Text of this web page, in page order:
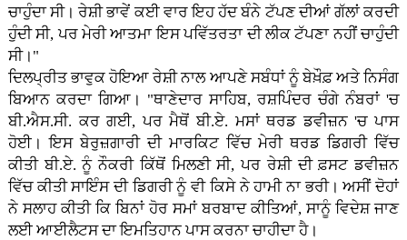
ਚਾਹੁੰਦਾ ਸੀ। ਰੇਸ਼ੀ ਭਾਵੇਂ ਕਈ ਵਾਰ ਇਹ ਹੱਦ ਬੰਨੇ ਟੱਪਣ ਦੀਆਂ ਗੱਲਾਂ ਕਰਦੀ
ਹੁੰਦੀ ਸੀ, ਪਰ ਮੇਰੀ ਆਤਮਾ ਇਸ ਪਵਿੱਤਰਤਾ ਦੀ ਲੀਕ ਟੱਪਣਾ ਨਹੀਂ ਚਾਹੁੰਦੀ
ਸੀ।"
ਦਿਲਪ੍ਰੀਤ ਭਾਵੁਕ ਹੋਇਆ ਰੇਸ਼ੀ ਨਾਲ ਆਪਣੇ ਸਬੰਧਾਂ ਨੂੰ ਬੇਖ਼ੌਫ਼ ਅਤੇ ਨਿਸੰਗ
ਬਿਆਨ ਕਰਦਾ ਗਿਆ। "ਥਾਣੇਦਾਰ ਸਾਹਿਬ, ਰਸ਼ਪਿੰਦਰ ਚੰਗੇ ਨੰਬਰਾਂ 'ਚ
ਬੀ.ਐਸ.ਸੀ. ਕਰ ਗਈ, ਪਰ ਮੈਥੋਂ ਬੀ.ਏ. ਮਸਾਂ ਥਰਡ ਡਵੀਜ਼ਨ 'ਚ ਪਾਸ
ਹੋਈ। ਇਸ ਬੇਰੁਜ਼ਗਾਰੀ ਦੀ ਮਾਰਕਿਟ ਵਿੱਚ ਮੇਰੀ ਥਰਡ ਡਿਗਰੀ ਵਿੱਚ
ਕੀਤੀ ਬੀ.ਏ. ਨੂੰ ਨੌਕਰੀ ਕਿੱਥੋਂ ਮਿਲਣੀ ਸੀ, ਪਰ ਰੇਸ਼ੀ ਦੀ ਫ਼ਸਟ ਡਵੀਜ਼ਨ
ਵਿੱਚ ਕੀਤੀ ਸਾਇੰਸ ਦੀ ਡਿਗਰੀ ਨੂੰ ਵੀ ਕਿਸੇ ਨੇ ਹਾਮੀ ਨਾ ਭਰੀ। ਅਸੀਂ ਦੋਹਾਂ
ਨੇ ਸਲਾਹ ਕੀਤੀ ਕਿ ਬਿਨਾਂ ਹੋਰ ਸਮਾਂ ਬਰਬਾਦ ਕੀਤਿਆਂ, ਸਾਨੂੰ ਵਿਦੇਸ਼ ਜਾਣ
ਲਈ ਆਈਲੈਟਸ ਦਾ ਇਮਤਿਹਾਨ ਪਾਸ ਕਰਨਾ ਚਾਹੀਦਾ ਹੈ।